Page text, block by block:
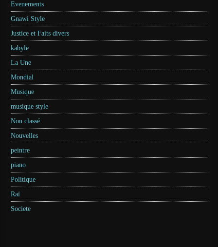
Evenements
Gnawi Style
Justice et Faits divers
kabyle
La Une
Mondial
Musique
musique style
Non classé
Nouvelles
peintre
piano
Politique
Raï
Societe